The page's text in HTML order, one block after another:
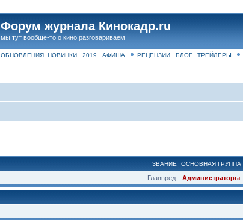
Форум журнала Кинокадр.ru
мы тут вообще-то о кино разговариваем
ОБНОВЛЕНИЯ НОВИНКИ 2019 АФИША РЕЦЕНЗИИ БЛОГ ТРЕЙЛЕРЫ
ЗВАНИЕ ОСНОВНАЯ ГРУППА
Главвред Администраторы